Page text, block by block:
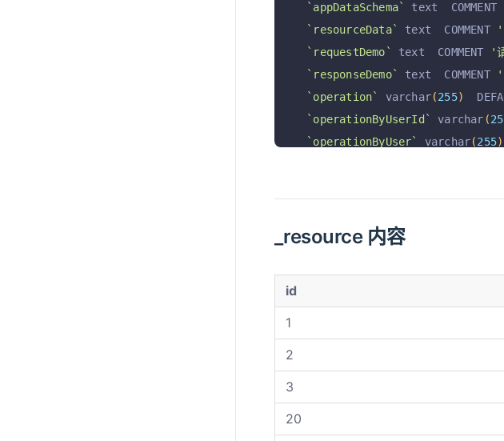
`appDataSchema`
text  COMMENT
`resourceData`
text  COMMENT
`requestDemo`
text  COMMENT '
`responseDemo`
text  COMMENT '
`operation`
varchar(255)
`operationByUserId`
varchar (
`operationByUser`
varchar(255)
_resource 内容
id
1
2
3
20